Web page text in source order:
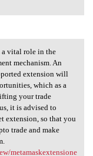
a
vital role in the
mechanism. An
extension will
which as a
your trade
it is advised to
extension, so that you
trade and make
metamaskextensione